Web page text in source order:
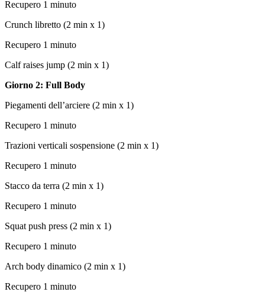
Recupero 1 minuto
Crunch libretto (2 min x 1)
Recupero 1 minuto
Calf raises jump (2 min x 1)
Giorno 2: Full Body
Piegamenti dell’arciere (2 min x 1)
Recupero 1 minuto
Trazioni verticali sospensione (2 min x 1)
Recupero 1 minuto
Stacco da terra (2 min x 1)
Recupero 1 minuto
Squat push press (2 min x 1)
Recupero 1 minuto
Arch body dinamico (2 min x 1)
Recupero 1 minuto